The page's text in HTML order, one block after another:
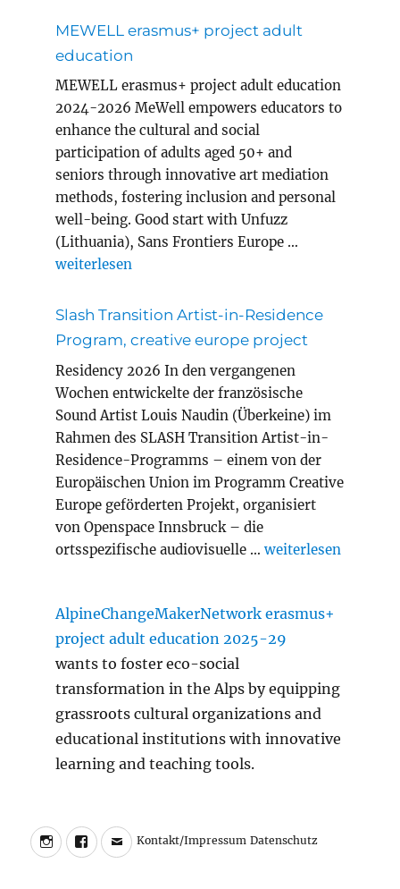
MEWELL erasmus+ project adult
education
MEWELL erasmus+ project adult education
2024-2026 MeWell empowers educators to
enhance the cultural and social
participation of adults aged 50+ and
seniors through innovative art mediation
methods, fostering inclusion and personal
well-being. Good start with Unfuzz
(Lithuania), Sans Frontiers Europe …
„MEWELL erasmus+ project adult education“
weiterlesen
Slash Transition Artist-in-Residence
Program, creative europe project
Residency 2026 In den vergangenen
Wochen entwickelte der französische
Sound Artist Louis Naudin (Überkeine) im
Rahmen des SLASH Transition Artist-in-
Residence-Programms – einem von der
Europäischen Union im Programm Creative
Europe geförderten Projekt, organisiert
von Openspace Innsbruck – die
ortsspezifische audiovisuelle …„Slash Transition
weiterlesen
AlpineChangeMakerNetwork erasmus+
project adult education 2025-29
wants to foster eco-social
transformation in the Alps by equipping
grassroots cultural organizations and
educational institutions with innovative
learning and teaching tools.
InstagramFacebookCharly
Walter
Kontakt/ImpressumKontakt/Impressum
DatenschutzDatenschutz